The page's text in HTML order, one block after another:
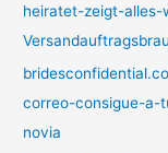
heiratet-zeigt-alles-
correo-consigue-a-
novia